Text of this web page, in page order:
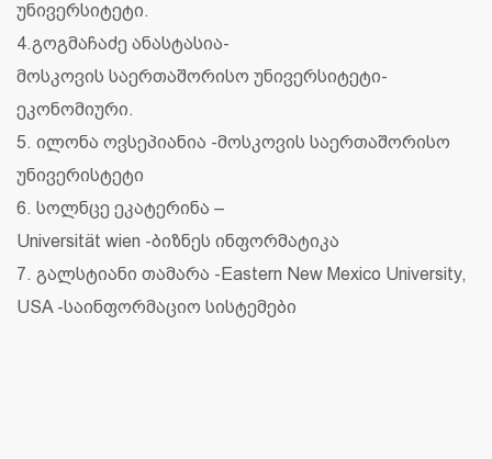
უნივერსიტეტი.
4.გოგმაჩაძე ანასტასია-
მოსკოვის საერთაშორისო უნივერსიტეტი-
ეკონომიური.
5. ილონა ოვსეპიანია -მოსკოვის საერთაშორისო
უნივერისტეტი
6. სოლნცე ეკატერინა –
Universität wien -ბიზნეს ინფორმატიკა
7. გალსტიანი თამარა -Eastern New Mexico University,
USA -საინფორმაციო სისტემები